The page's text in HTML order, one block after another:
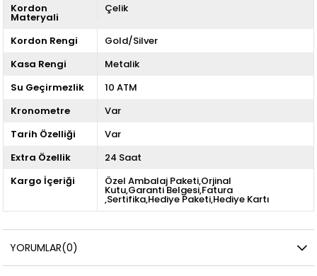
Kordon
Materyali
Çelik
Kordon Rengi
Gold/Silver
Kasa Rengi
Metalik
Su Geçirmezlik
10 ATM
Kronometre
Var
Tarih Özelliği
Var
Extra Özellik
24 Saat
Kargo İçeriği
Özel Ambalaj Paketi,Orjinal
Kutu,Garanti Belgesi,Fatura
,Sertifika,Hediye Paketi,Hediye Kartı
YORUMLAR(0)